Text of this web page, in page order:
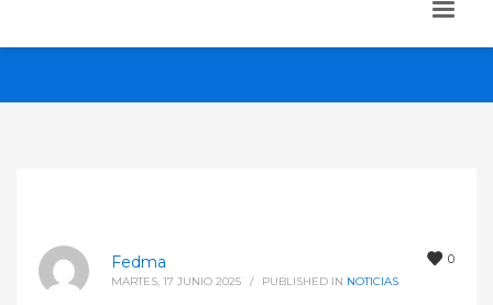
0
Fedma
MARTES, 17 JUNIO 2025 / PUBLISHED IN NOTICIAS